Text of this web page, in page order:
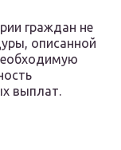
граждан не
описанной
выплат.